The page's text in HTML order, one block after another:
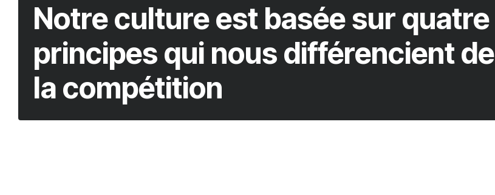
Notre culture est basée sur quatre
principes qui nous différencient de
la compétition